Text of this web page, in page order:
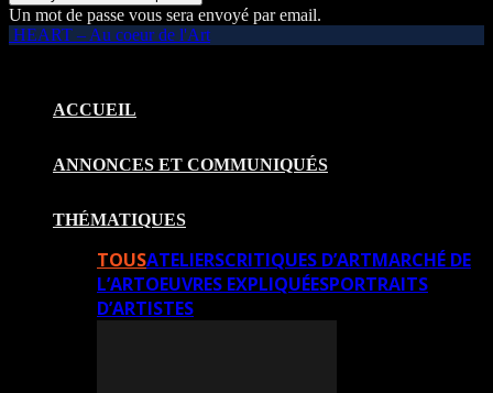
Un mot de passe vous sera envoyé par email.
HEART – Au coeur de l'Art
ACCUEIL
ANNONCES ET COMMUNIQUÉS
THÉMATIQUES
TOUSATELIERSCRITIQUES D’ARTMARCHÉ DE
L’ARTOEUVRES EXPLIQUÉESPORTRAITS
D’ARTISTES